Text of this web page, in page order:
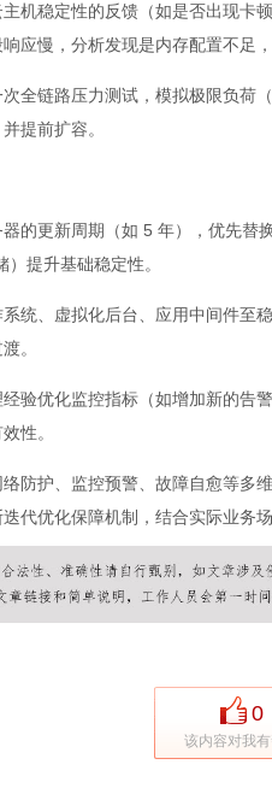
主机稳定性的反馈（如是否出现
应慢，分析发现是内存配置不足
次全链路压力测试，模拟极限负
提前扩容。
器的更新周期（如 5 年），优先
提升基础稳定性。
系统、虚拟化后台、应用中间件
。
经验优化监控指标（如增加新的
性。
防护、监控预警、故障自愈等多
代优化保障机制，结合实际业务
0
该内容对我